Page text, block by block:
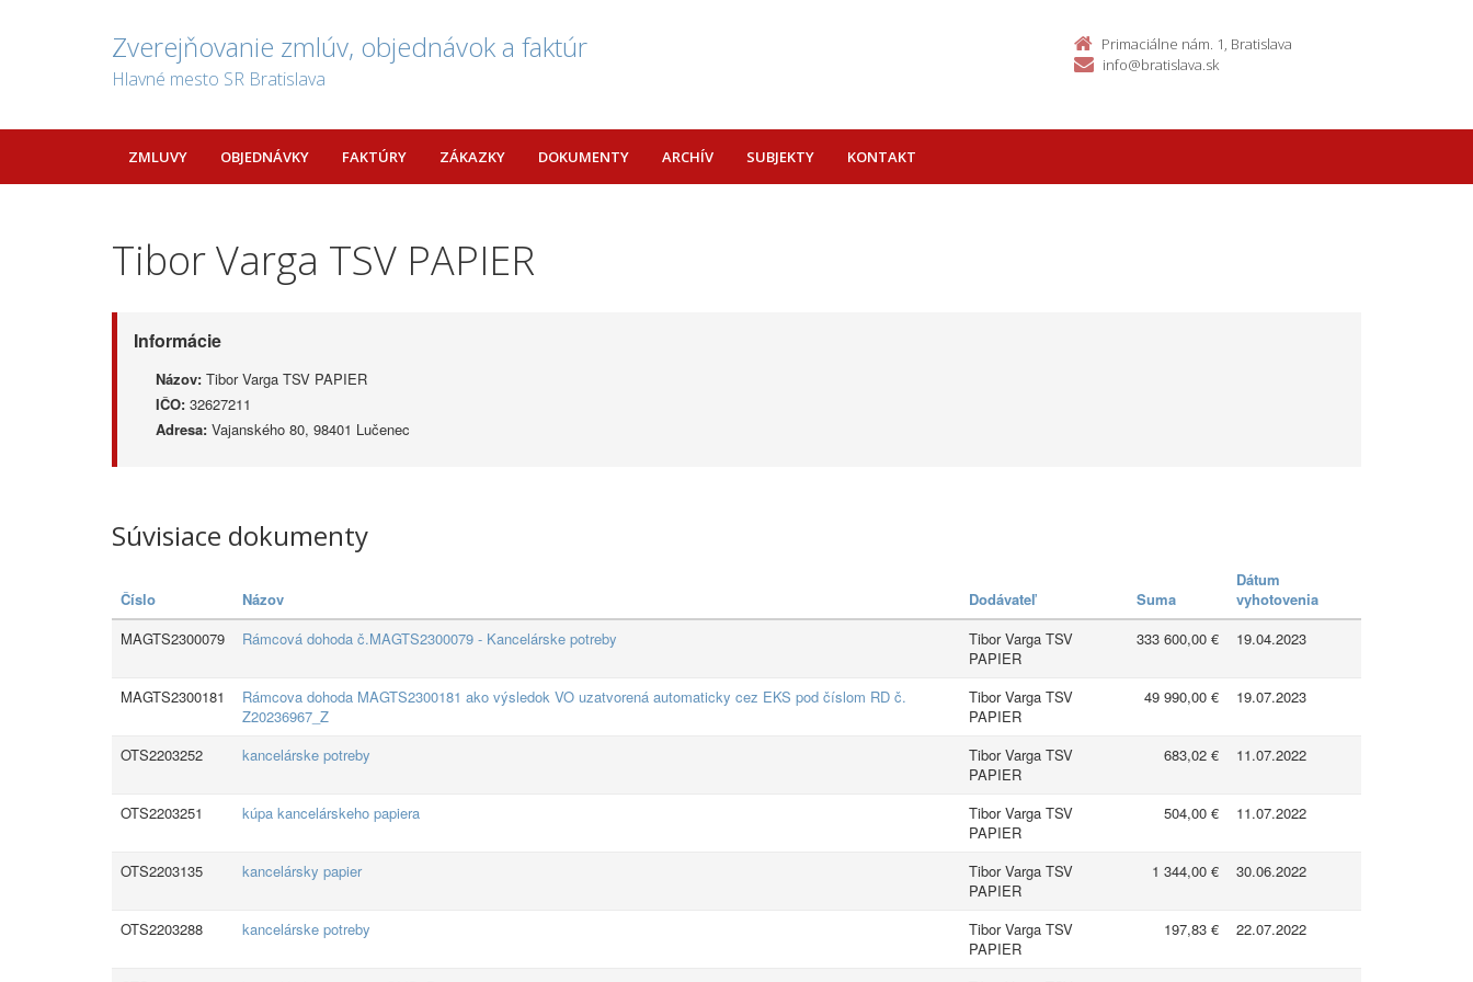
Zverejňovanie zmlúv, objednávok a faktúr
Hlavné mesto SR Bratislava
Primaciálne nám. 1, Bratislava
info@bratislava.sk
ZMLUVY OBJEDNÁVKY FAKTÚRY ZÁKAZKY DOKUMENTY ARCHÍV SUBJEKTY KONTAKT
Tibor Varga TSV PAPIER
Informácie
Názov: Tibor Varga TSV PAPIER
IČO: 32627211
Adresa: Vajanského 80, 98401 Lučenec
Súvisiace dokumenty
Číslo Názov Dodávateľ Suma
Dátum
vyhotovenia
MAGTS2300079
Rámcová dohoda č.MAGTS2300079 - Kancelárske potreby
Tibor Varga TSV
PAPIER
333 600,00 € 19.04.2023
MAGTS2300181
Rámcova dohoda MAGTS2300181 ako výsledok VO uzatvorená automaticky cez EKS pod číslom RD č.
Z20236967_Z
Tibor Varga TSV
PAPIER
49 990,00 € 19.07.2023
OTS2203252 kancelárske potreby
Tibor Varga TSV
PAPIER
683,02 € 11.07.2022
OTS2203251 kúpa kancelárskeho papiera
Tibor Varga TSV
PAPIER
504,00 € 11.07.2022
OTS2203135 kancelársky papier
Tibor Varga TSV
PAPIER
1 344,00 € 30.06.2022
OTS2203288 kancelárske potreby
Tibor Varga TSV
PAPIER
197,83 € 22.07.2022